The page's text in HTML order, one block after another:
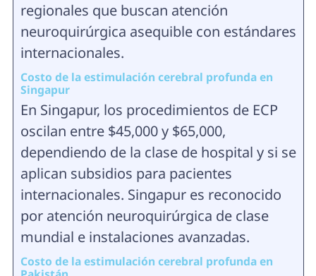
regionales que buscan atención
neuroquirúrgica asequible con estándares
internacionales.
Costo de la estimulación cerebral profunda en
Singapur
En Singapur, los procedimientos de ECP
oscilan entre $45,000 y $65,000,
dependiendo de la clase de hospital y si se
aplican subsidios para pacientes
internacionales. Singapur es reconocido
por atención neuroquirúrgica de clase
mundial e instalaciones avanzadas.
Costo de la estimulación cerebral profunda en